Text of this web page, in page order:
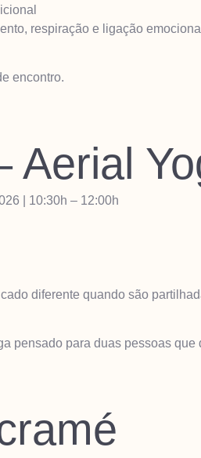
respiração e ligação
encontro.
Aerial
| 10:30h – 12:00h
diferente quando são
pensado para duas pessoas